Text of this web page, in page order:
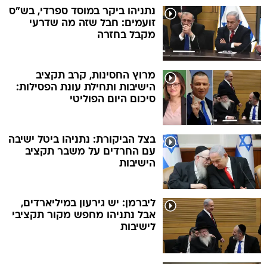
נתניהו ביקר במוסד ספרדי, בש"ס
זועמים: חבל שזה מה שדרעי
מקבל בחזרה
מרוץ החסינות, קרב תקציב
הישיבות ותחילת עונת הפסילות:
סיכום היום הפוליטי
בצל הביקורת: נתניהו ביטל ישיבה
עם החרדים על משבר תקציב
הישיבות
ליברמן: יש גירעון במיליארדים,
אבל נתניהו מחפש מקור תקציבי
לישיבות